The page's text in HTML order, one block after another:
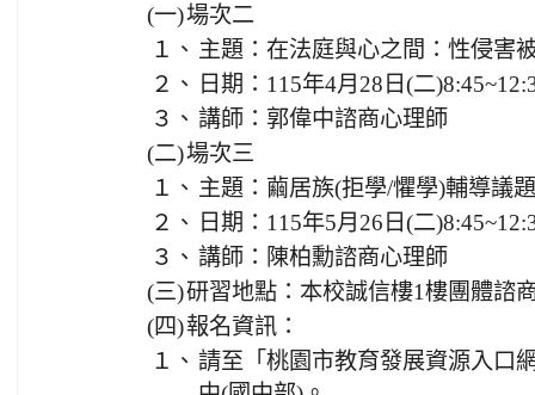
(一)場次二
１、 主題：在法庭與心之間：性侵害
２、 日期：115年4月28日(二
３、 講師：郭偉中諮商心理師
(二)場次三
１、 主題：繭居族(拒學/懼學)輔導議題
２、 日期：115年5月26日(二
３、 講師：陳柏勳諮商心理師
(三)研習地點：本校誠信樓1樓團體諮
(四)報名資訊：
１、 請至「桃園市教育發展資源入口